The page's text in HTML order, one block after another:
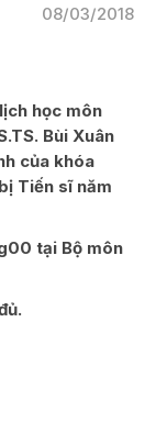
08/03/2018
học môn
Bùi Xuân
của khóa
Tiến sĩ năm
tại Bộ môn